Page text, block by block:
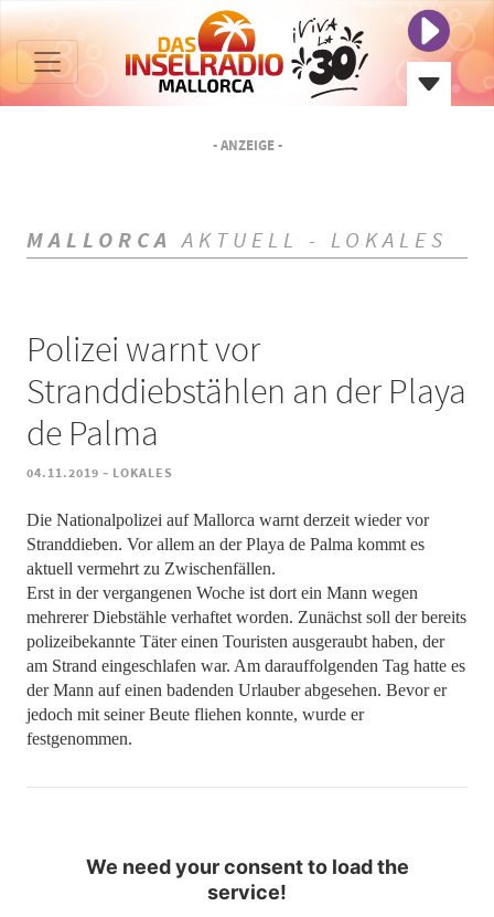
- ANZEIGE -
MALLORCA AKTUELL - LOKALES
Polizei warnt vor
Stranddiebstählen an der Playa
de Palma
04.11.2019 - LOKALES
Die Nationalpolizei auf Mallorca warnt derzeit wieder vor
Stranddieben. Vor allem an der Playa de Palma kommt es
aktuell vermehrt zu Zwischenfällen.
Erst in der vergangenen Woche ist dort ein Mann wegen
mehrerer Diebstähle verhaftet worden. Zunächst soll der bereits
polizeibekannte Täter einen Touristen ausgeraubt haben, der
am Strand eingeschlafen war. Am darauffolgenden Tag hatte es
der Mann auf einen badenden Urlauber abgesehen. Bevor er
jedoch mit seiner Beute fliehen konnte, wurde er
festgenommen.
We need your consent to load the
service!